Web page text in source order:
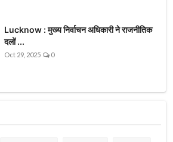
Lucknow : मुख्य निर्वाचन अधिकारी ने राजनीतिक
दलों ...
Oct 29, 2025 0